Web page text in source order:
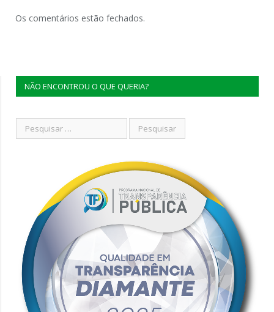
Os comentários estão fechados.
NÃO ENCONTROU O QUE QUERIA?